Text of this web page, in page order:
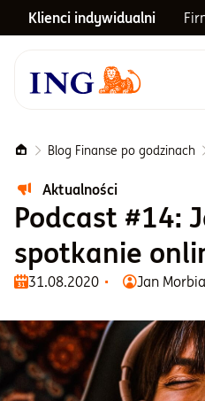
Klienci indywidualni
Menu główne
Notowania
Emerytura
Inwestycje
Blog
Centrum pomocy
Blog Finanse po godzinach
Aktualności
Podcast #14:
spotkanie
31.08.2020 Jan